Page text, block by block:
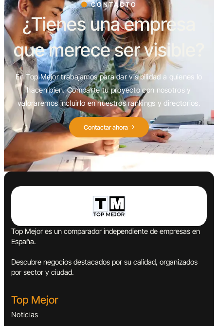
CONTACTO
¿Tienes una empresa
que merece ser visible?
En Top Mejor trabajamos para dar visibilidad a quienes lo
hacen bien. Comparte tu proyecto con nosotros y
valoraremos incluirlo en nuestros rankings y directorios.
Contactar ahora
Top Mejor es un comparador independiente de empresas en
España.
Descubre negocios destacados por su calidad, organizados
por sector y ciudad.
Top Mejor
Noticias